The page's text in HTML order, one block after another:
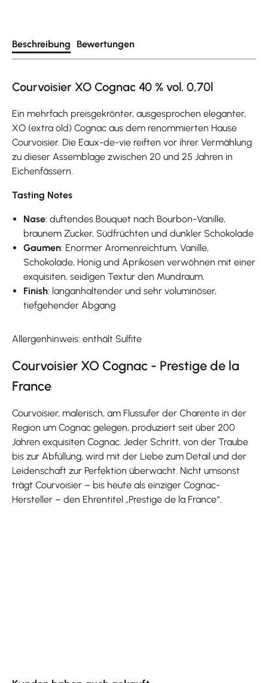
Beschreibung Bewertungen
Courvoisier XO Cognac 40 % vol. 0,70l
Ein mehrfach preisgekrönter, ausgesprochen eleganter,
XO (extra old) Cognac aus dem renommierten Hause
Courvoisier. Die Eaux-de-vie reiften vor ihrer Vermählung
zu dieser Assemblage zwischen 20 und 25 Jahren in
Eichenfässern.
Tasting Notes
Nase: duftendes Bouquet nach Bourbon-Vanille,
braunem Zucker, Südfrüchten und dunkler Schokolade
Gaumen: Enormer Aromenreichtum, Vanille,
Schokolade, Honig und Aprikosen verwöhnen mit einer
exquisiten, seidigen Textur den Mundraum.
Finish: langanhaltender und sehr voluminöser,
tiefgehender Abgang
Allergenhinweis: enthält Sulfite
Courvoisier XO Cognac - Prestige de la
France
Courvoisier, malerisch, am Flussufer der Charente in der
Region um Cognac gelegen, produziert seit über 200
Jahren exquisiten Cognac. Jeder Schritt, von der Traube
bis zur Abfüllung, wird mit der Liebe zum Detail und der
Leidenschaft zur Perfektion überwacht. Nicht umsonst
trägt Courvoisier – bis heute als einziger Cognac-
Hersteller – den Ehrentitel „Prestige de la France“.